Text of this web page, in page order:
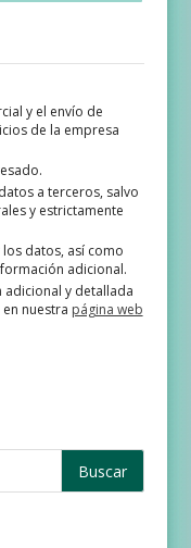
y el envío de
de la empresa
a terceros, salvo
y estrictamente
datos, así como
adicional.
adicional y detallada
nuestra página web